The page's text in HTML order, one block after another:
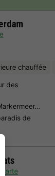
chauffée
des
de
Carte